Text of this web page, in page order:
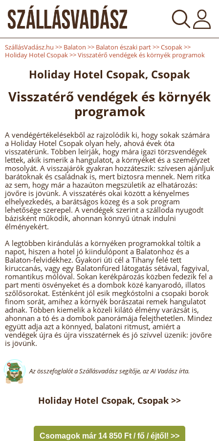
SzállásVadász.hu >> Balaton >> Balaton északi part>>Csopak>>
Holiday Hotel Csopak>>Visszatérő vendégek és környék programok
Holiday Hotel Csopak, Csopak
Visszatérő vendégek és környék
programok
A vendégértékelésekből az rajzolódik ki, hogy sokak számára
a Holiday Hotel Csopak olyan hely, ahová évek óta
visszatérünk. Többen leírják, hogy mára igazi törzsvendégek
lettek, akik ismerik a hangulatot, a környéket és a személyzet
mosolyát. A visszajárók gyakran hozzáteszik: szívesen ajánljuk
barátoknak és családnak is, mert biztosra mennek. Nem ritka
az sem, hogy már a hazaúton megszületik az elhatározás:
jövőre is jövünk. A visszatérés okai között a kényelmes
elhelyezkedés, a barátságos közeg és a sok program
lehetősége szerepel. A vendégek szerint a szálloda nyugodt
bázisként működik, ahonnan könnyű útnak indulni
élményekért.
A legtöbben kirándulás a környéken programokkal töltik a
napot, hiszen a hotel jó kiindulópont a Balatonhoz és a
Balaton-felvidékhez. Gyakori úti cél a Tihany felé tett
kiruccanás, vagy egy Balatonfüred látogatás sétával, fagyival,
romantikus mólóval. Sokan kerékpározás közben fedezik fel a
part menti ösvényeket és a dombok közé kanyarodó, illatos
szőlősorokat. Esténként jól esik megkóstolni a csopaki borok
finom sorát, amihez a környék borászatai remek hangulatot
adnak. Többen kiemelik a közeli kilátó élmény varázsát is,
ahonnan a tó és a dombok panorámája felejthetetlen. Mindez
együtt adja azt a könnyed, balatoni ritmust, amiért a
vendégek újra és újra visszatérnek és jó szívvel üzenik: jövőre
is jövünk.
Az összefoglalót a Szállásvadász segítője, az AI Vadász írta.
Holiday Hotel Csopak, Csopak >>
Csomagok már 14 850 Ft / fő / éjtől! >>